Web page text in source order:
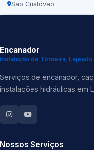
São Cristóvão
Encanador
Instalação de Torneira, Lajeado
Serviços de encanador,
instalações hidráulicas em
Nossos Serviços